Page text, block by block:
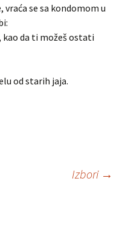
vraća se sa kondomom u
kao da ti možeš ostati
od starih jaja.
Izbori →